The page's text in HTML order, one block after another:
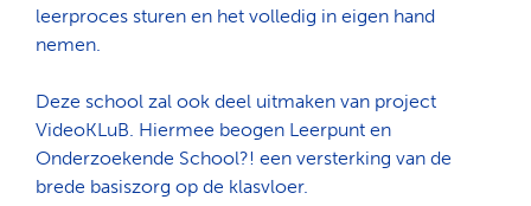
leerproces sturen en het volledig in eigen hand
nemen.
Deze school zal ook deel uitmaken van project
VideoKLuB. Hiermee beogen Leerpunt en
Onderzoekende School?! een versterking van de
brede basiszorg op de klasvloer.